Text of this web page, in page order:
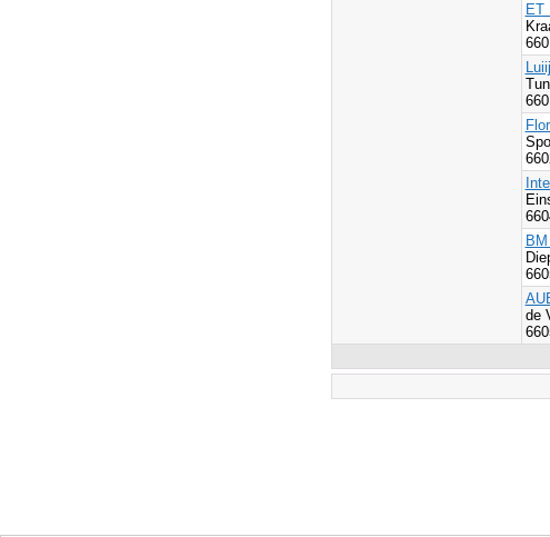
ET
de